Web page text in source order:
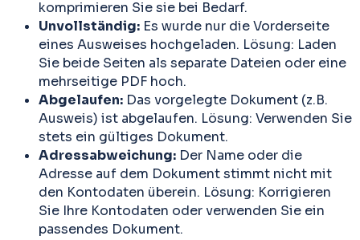
komprimieren Sie sie bei Bedarf.
Unvollständig: Es wurde nur die Vorderseite
eines Ausweises hochgeladen. Lösung: Laden
Sie beide Seiten als separate Dateien oder eine
mehrseitige PDF hoch.
Abgelaufen: Das vorgelegte Dokument (z.B.
Ausweis) ist abgelaufen. Lösung: Verwenden Sie
stets ein gültiges Dokument.
Adressabweichung: Der Name oder die
Adresse auf dem Dokument stimmt nicht mit
den Kontodaten überein. Lösung: Korrigieren
Sie Ihre Kontodaten oder verwenden Sie ein
passendes Dokument.